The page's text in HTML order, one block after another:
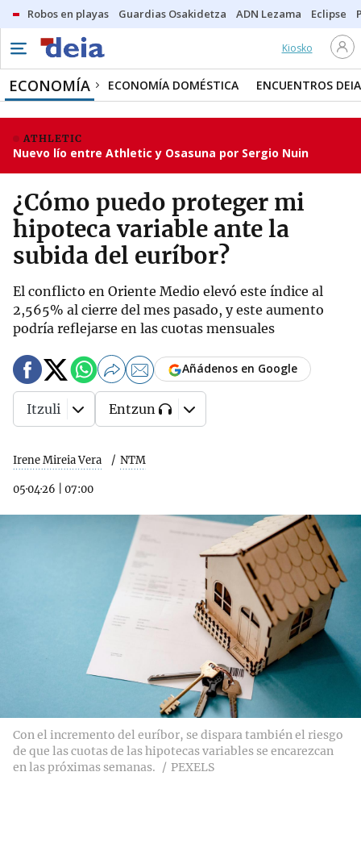
Robos en playas Guardias Osakidetza ADN Lezama Eclipse
Kiosko
ECONOMÍA ECONOMÍA DOMÉSTICA ENCUENTROS DEIA
ATHLETIC
Nuevo lío entre Athletic y Osasuna por Sergio Nuin
¿Cómo puedo proteger mi
hipoteca variable ante la
subida del euríbor?
El conflicto en Oriente Medio elevó este índice al
2,565% al cierre del mes pasado, y este aumento
podría reflejarse en las cuotas mensuales
Irene Mireia Vera NTM
05·04·26 07:00
Añádenos en Google
Itzuli Entzun
Con el incremento del euríbor, se dispara también el riesgo
de que las cuotas de las hipotecas variables se encarezcan
en las próximas semanas.
PEXELS